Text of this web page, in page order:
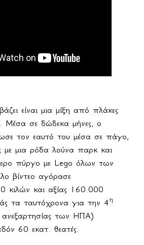
είναι μια μίξη από πλάκες
Μέσα σε δώδεκα μήνες, ο
τον εαυτό του μέσα σε πάγο,
με μια ρόδα λούνα παρκ και
πύργο με Lego όλων των
βίντεο αγόρασε
κιλών και αξίας 160.000
τα ταυτόχρονα για την 4η
ανεξαρτησίας των ΗΠΑ)
60 εκατ. θεατές.